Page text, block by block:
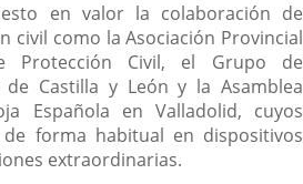
en valor la colaboración de
civil como la Asociación Provincial
Protección Civil, el Grupo de
de Castilla y León y la Asamblea
Española en Valladolid, cuyos
forma habitual en dispositivos
extraordinarias.